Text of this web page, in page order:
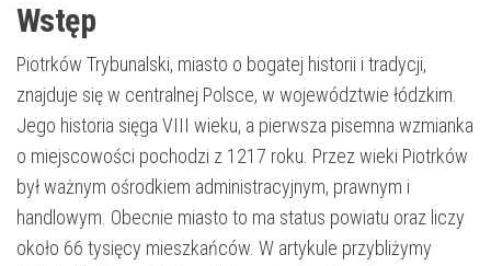
Wstęp
Piotrków Trybunalski, miasto o bogatej historii i tradycji,
znajduje się w centralnej Polsce, w województwie łódzkim.
Jego historia sięga VIII wieku, a pierwsza pisemna wzmianka
o miejscowości pochodzi z 1217 roku. Przez wieki Piotrków
był ważnym ośrodkiem administracyjnym, prawnym i
handlowym. Obecnie miasto to ma status powiatu oraz liczy
około 66 tysięcy mieszkańców. W artykule przybliżymy